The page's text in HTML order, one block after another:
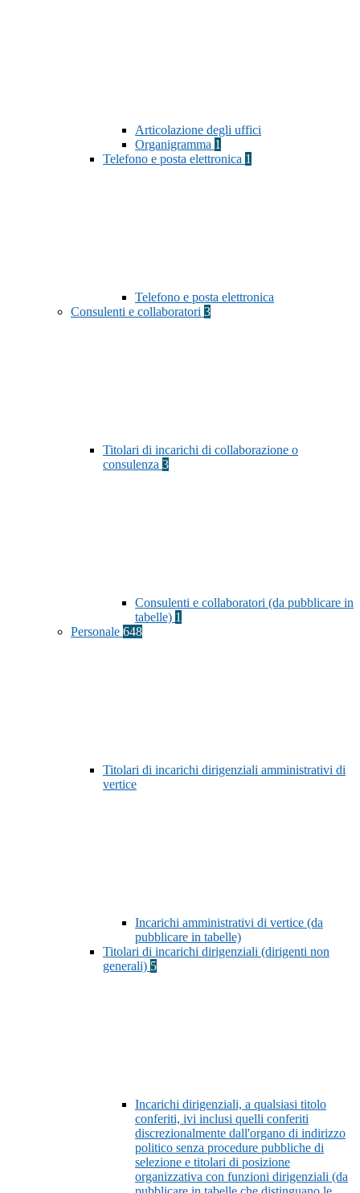
Articolazione degli uffici
Organigramma 1
Telefono e posta elettronica 1
Telefono e posta elettronica
Consulenti e collaboratori 3
Titolari di incarichi di collaborazione o
consulenza 3
Consulenti e collaboratori (da pubblicare in
tabelle) 1
Personale 648
Titolari di incarichi dirigenziali amministrativi di
vertice
Incarichi amministrativi di vertice (da
pubblicare in tabelle)
Titolari di incarichi dirigenziali (dirigenti non
generali) 5
Incarichi dirigenziali, a qualsiasi titolo
conferiti, ivi inclusi quelli conferiti
discrezionalmente dall'organo di indirizzo
politico senza procedure pubbliche di
selezione e titolari di posizione
organizzativa con funzioni dirigenziali (da